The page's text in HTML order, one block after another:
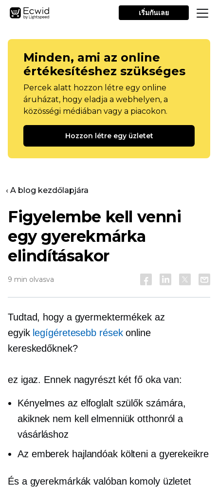
เริ่มกันเลย
Minden, ami az online
értékesítéshez szükséges
Percek alatt hozzon létre egy online
áruházat, hogy eladja a webhelyen, a
közösségi médiában vagy a piacokon.
Hozzon létre egy üzletet
‹ A blog kezdőlapjára
Figyelembe kell venni
egy gyerekmárka
elindításakor
9 min olvasva
Tudtad, hogy a gyermektermékek az
egyik legígéretesebb résekonline
kereskedőknek?
ez igaz. Ennek nagyrészt két fő oka van:
Kényelmes az elfoglalt szülők számára,
akiknek nem kell elmenniük otthonról a
vásárláshoz
Az emberek hajlandóak költeni a gyerekeikre
És a gyerekmárkák valóban komoly üzletet